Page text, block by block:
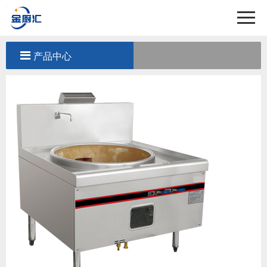
关于我们
产品中心
工程案例
联系我们
产品中心